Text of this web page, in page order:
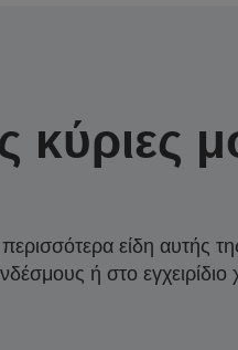
κύριες
είδη αυτής
ή στο